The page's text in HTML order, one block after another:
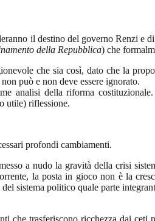
il destino del governo Renzi e
della Repubblica) che
che sia così, dato che la
può e non deve essere ignorato.
analisi della riforma
utile) riflessione.
profondi cambiamenti.
a nudo la gravità della crisi
la posta in gioco non è la
sistema politico quale parte
che trasferiscono ricchezza dai ceti